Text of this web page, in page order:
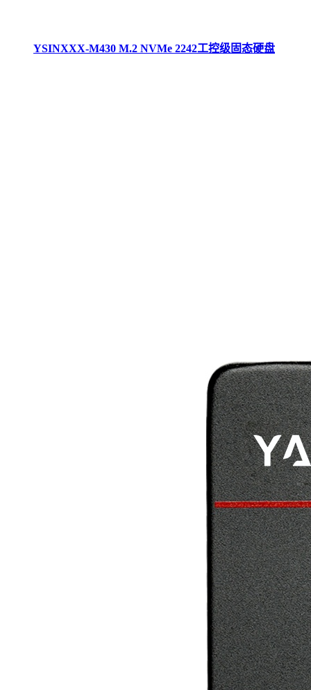
YSINXXX-M430 M.2 NVMe 2242工控级固态硬盘